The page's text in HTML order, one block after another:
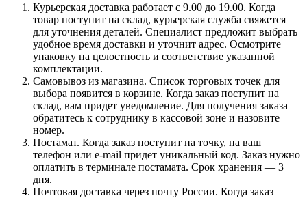
Курьерская доставка работает с 9.00 до 19.00. Когда
товар поступит на склад, курьерская служба свяжется
для уточнения деталей. Специалист предложит выбрать
удобное время доставки и уточнит адрес. Осмотрите
упаковку на целостность и соответствие указанной
комплектации.
Самовывоз из магазина. Список торговых точек для
выбора появится в корзине. Когда заказ поступит на
склад, вам придет уведомление. Для получения заказа
обратитесь к сотруднику в кассовой зоне и назовите
номер.
Постамат. Когда заказ поступит на точку, на ваш
телефон или e-mail придет уникальный код. Заказ нужно
оплатить в терминале постамата. Срок хранения — 3
дня.
Почтовая доставка через почту России. Когда заказ